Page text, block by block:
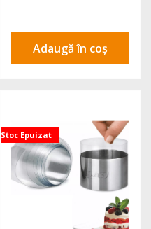
Adaugă în coș
Stoc Epuizat